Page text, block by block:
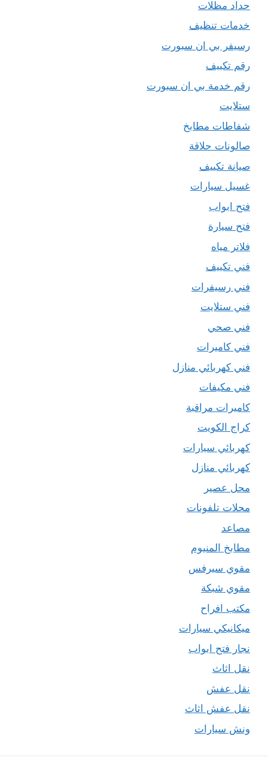
حداد مظلات
خدمات تنظيف
رسيفر بي ان سبورت
رقم تكييف
رقم خدمة بي ان سبورت
ستلايت
شفاطات مطابخ
صالونات حلاقة
صيانة تكييف
غسيل سيارات
فتح ابواب
فتح سيارة
فلاتر مياه
فني تكييف
فني رسيفرات
فني ستلايت
فني صحي
فني كاميرات
فني كهربائي منازل
فني مكيفات
كاميرات مراقبة
كراج الكويت
كهربائي سيارات
كهربائي منازل
محل عصير
محلات تلفونات
مصاعد
مطابخ المنيوم
مقوي سيرفس
مقوي شبكة
مكتب افراح
ميكانيكي سيارات
نجار فتح ابواب
نقل اثاث
نقل عفش
نقل عفش اثاث
ونش سيارات